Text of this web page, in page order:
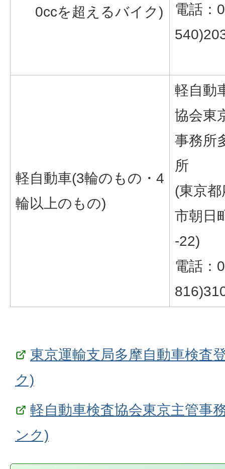
0ccを超えるバイク)
電話：
軽自動車(3輪のもの・4
輪以上のもの)
軽自動
協会東
事務所
所
(東京
市朝日
-22)
電話：
東京運輸支局多摩自動車検査
ク)
軽自動車検査協会東京主管事
ンク)